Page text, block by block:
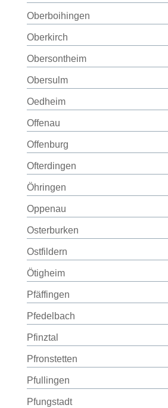
Oberboihingen
Oberkirch
Obersontheim
Obersulm
Oedheim
Offenau
Offenburg
Ofterdingen
Öhringen
Oppenau
Osterburken
Ostfildern
Ötigheim
Pfäffingen
Pfedelbach
Pfinztal
Pfronstetten
Pfullingen
Pfungstadt